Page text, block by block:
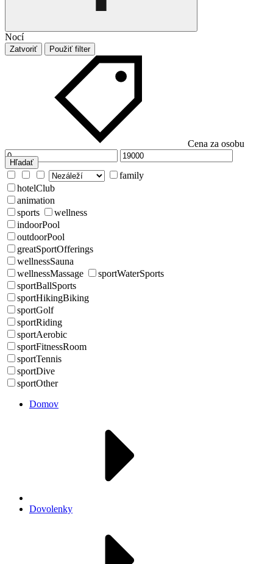
Nocí
Zatvoriť Použiť filter
Cena za osobu
Hľadať
family
hotelClub
animation
sports
wellness
indoorPool
outdoorPool
greatSportOfferings
wellnessSauna
wellnessMassage
sportWaterSports
sportBallSports
sportHikingBiking
sportGolf
sportRiding
sportAerobic
sportFitnessRoom
sportTennis
sportDive
sportOther
Domov
Dovolenky